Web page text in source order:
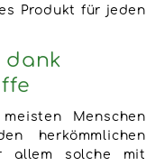
Produkt für jeden
dank
Menschen
herkömmlichen
allem solche mit